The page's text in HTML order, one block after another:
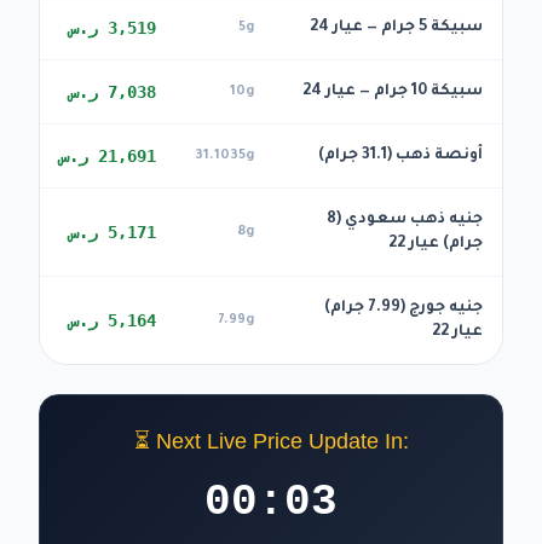
سبيكة 5 جرام — عيار 24 5g 3,519 ر.س
سبيكة 10 جرام — عيار 24 10g 7,038 ر.س
أونصة ذهب (31.1 جرام) 31.1035g 21,691 ر.س
جنيه ذهب سعودي (8
جرام) عيار 22
8g 5,171 ر.س
جنيه جورج (7.99 جرام)
عيار 22
7.99g 5,164 ر.س
⏳ Next Live Price Update In:
00:01